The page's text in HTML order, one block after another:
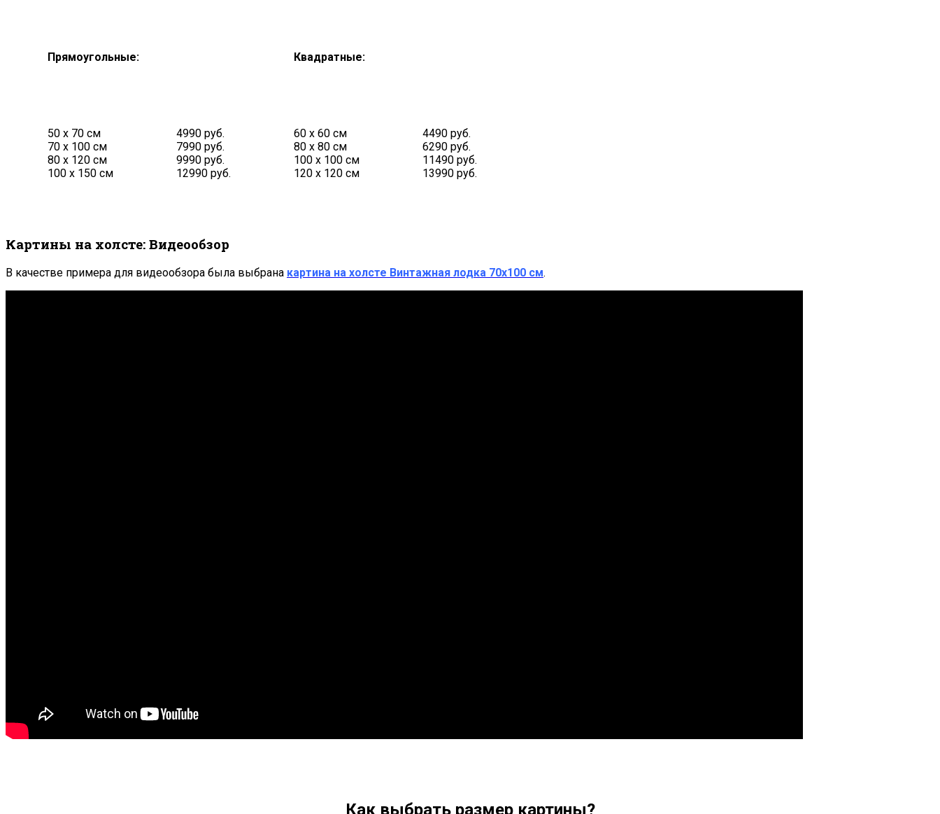
Прямоугольные: Квадратные:
50 х 70 см
70 х 100 см
80 х 120 см
100 х 150 см
4990 руб.
7990 руб.
9990 руб.
12990 руб.
60 х 60 см
80 х 80 см
100 х 100 см
120 х 120 см
4490 руб.
6290 руб.
11490 руб.
13990 руб.
Картины на холсте: Видеообзор
В качестве примера для видеообзора была выбрана картина на холсте Винтажная лодка 70х100 см.